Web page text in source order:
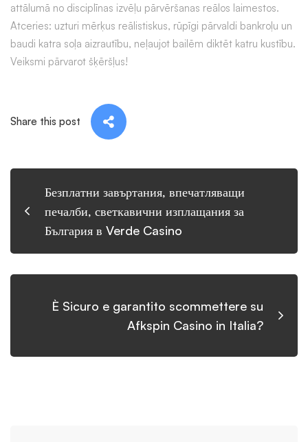
attālumā no disciplīnas izvēļu pārvēršanas reālos laimestos.
Atceries: uzturi mērķus reālistiskus, rūpīgi pārvaldi bankroļu un
baudi katra soļa aizrautību, neļaujot bailēm diktēt katru kustību.
Veiksmi pārvarot šķēršļus!
Share this post
Безплатни завъртания, впечатляващи
печалби, светкавични изплащания за
България в Verde Casino
È Sicuro e garantito scommettere su
Afkspin Casino in Italia?